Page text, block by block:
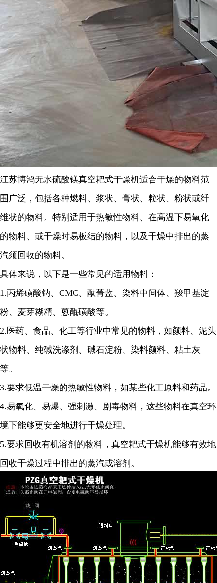
江苏博鸿无水硫酸镁真空耙式干燥机适合干燥的物料范
围广泛，包括各种燃料、浆状、膏状、粒状、粉状或纤
维状的物料。特别适用于热敏性物料、在高温下易氧化
的物料、或干燥时易板结的物料，以及干燥中排出的蒸
汽须回收的物料。
具体来说，以下是一些常见的适用物料：
1.丙烯磺酸钠、 CMC、酞菁蓝、染料中间体、羧甲基淀
粉、麦芽糊精、蒽醌磺酸等。
2. 医药、食品、化工等行业中常见的物料，如颜料、泥头
状物料、纯碱洗涤剂、碱石淀粉、染料颜料、粘土灰
等。
3.要求低温干燥的热敏性物料，如某些化工原料和药品。
4.易氧化、易爆、强刺激、剧毒物料，这些物料在真空环
境下能够更安全地进行干燥处理。
5.要求回收有机溶剂的物料，真空耙式干燥机能够有效地
回收干燥过程中排出的蒸汽或溶剂。